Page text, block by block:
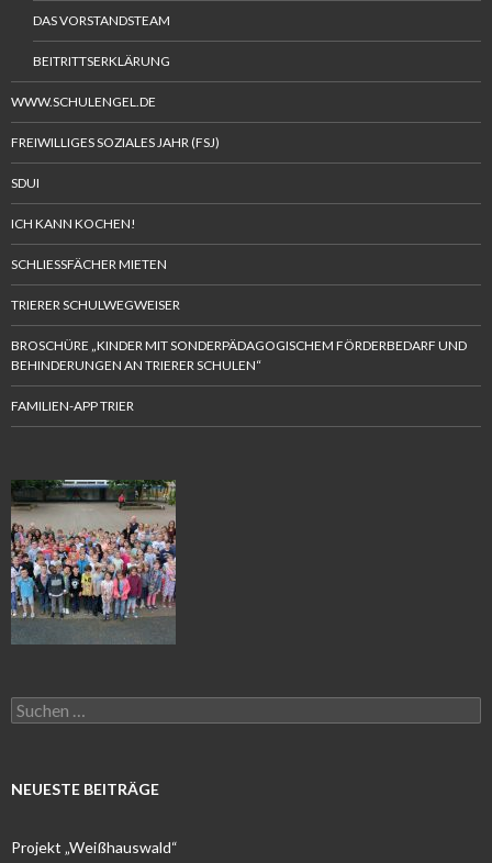
DAS VORSTANDSTEAM
BEITRITTSERKLÄRUNG
WWW.SCHULENGEL.DE
FREIWILLIGES SOZIALES JAHR (FSJ)
SDUI
ICH KANN KOCHEN!
SCHLIESSFÄCHER MIETEN
TRIERER SCHULWEGWEISER
BROSCHÜRE „KINDER MIT SONDERPÄDAGOGISCHEM FÖRDERBEDARF UND
BEHINDERUNGEN AN TRIERER SCHULEN“
FAMILIEN-APP TRIER
Suchen
nach:
NEUESTE BEITRÄGE
Projekt „Weißhauswald“